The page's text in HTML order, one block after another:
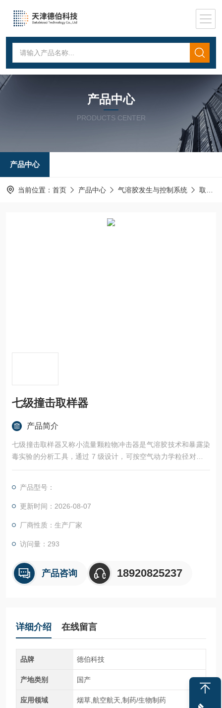
产品中心
PRODUCTS CENTER
产品中心
当前位置： 首页 产品中心 气溶胶发生与控制系统 取样器
七级撞击取样器
产品简介
七级撞击取样器又称小流量颗粒物冲击器是气溶胶技术和暴露染
毒实验的分析工具，通过 7 级设计，可按空气动力学粒径对气溶
胶进行细致分离，覆盖从粗颗粒到亚微米级的粒径范围。
产品型号：
更新时间：2026-08-07
厂商性质：生产厂家
访问量：293
产品咨询 18920825237
详细介绍 在线留言
品牌 德伯科技
产地类别 国产
应用领域 烟草,航空航天,制药/生物制药